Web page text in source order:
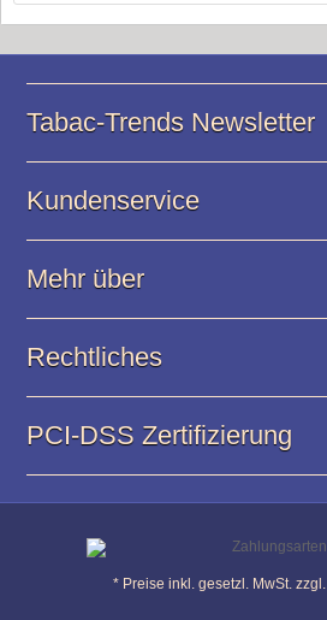
Tabac-Trends Newsletter
Kundenservice
Mehr über
Rechtliches
PCI-DSS Zertifizierung
* Preise inkl. gesetzl. MwSt. zzgl.